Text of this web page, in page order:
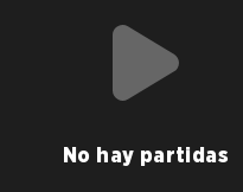
No hay partidas